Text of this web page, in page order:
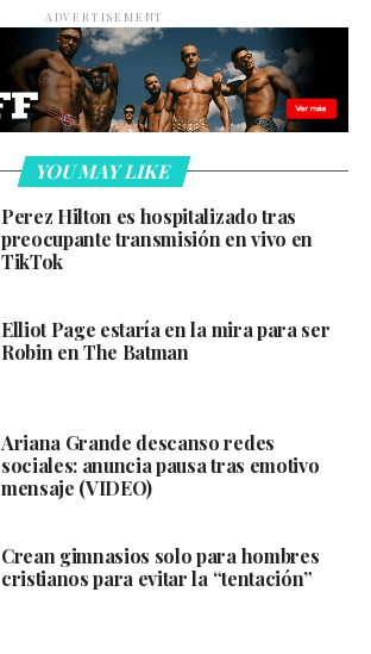
ADVERTISEMENT
YOU MAY LIKE
Perez Hilton es hospitalizado tras
preocupante transmisión en vivo en
TikTok
Elliot Page estaría en la mira para ser
Robin en The Batman
Ariana Grande descanso redes
sociales: anuncia pausa tras emotivo
mensaje (VIDEO)
Crean gimnasios solo para hombres
cristianos para evitar la “tentación”